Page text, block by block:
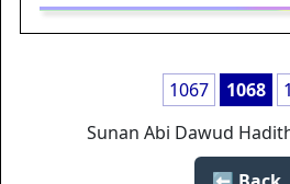
1067 1068
Sunan Abi Dawud